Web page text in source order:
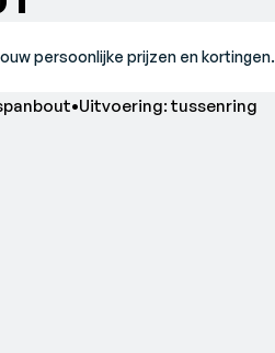
persoonlijke prijzen en kortingen.
tussenring